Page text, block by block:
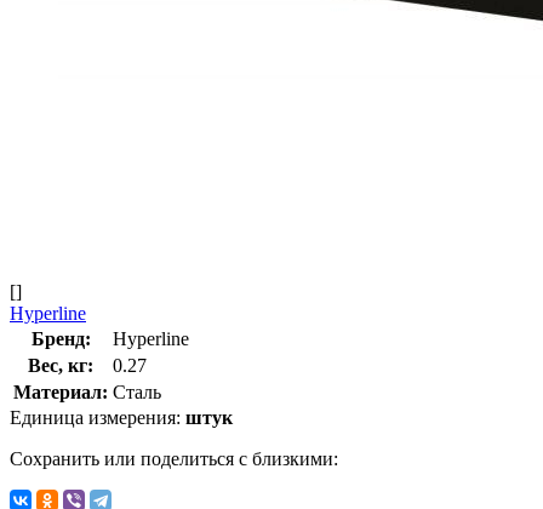
[]
Hyperline
Бренд:
Hyperline
Вес, кг:
0.27
Материал: Сталь
Единица измерения: штук
Сохранить или поделиться с близкими: